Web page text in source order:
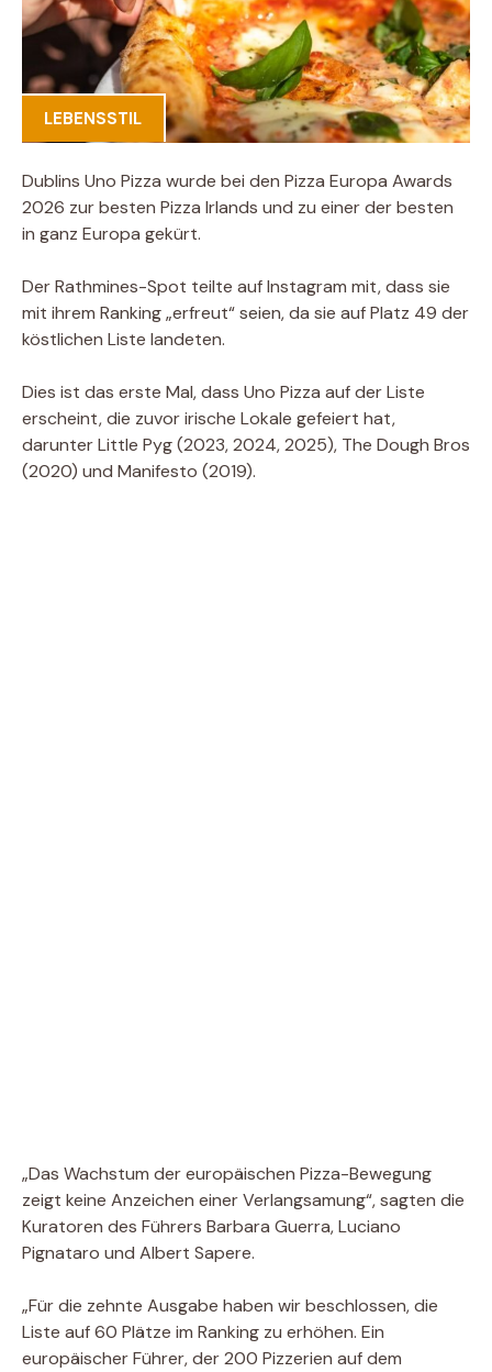
LEBENSSTIL
Dublins Uno Pizza wurde bei den Pizza Europa Awards
2026 zur besten Pizza Irlands und zu einer der besten
in ganz Europa gekürt.
Der Rathmines-Spot teilte auf Instagram mit, dass sie
mit ihrem Ranking „erfreut“ seien, da sie auf Platz 49 der
köstlichen Liste landeten.
Dies ist das erste Mal, dass Uno Pizza auf der Liste
erscheint, die zuvor irische Lokale gefeiert hat,
darunter Little Pyg (2023, 2024, 2025), The Dough Bros
(2020) und Manifesto (2019).
„Das Wachstum der europäischen Pizza-Bewegung
zeigt keine Anzeichen einer Verlangsamung“, sagten die
Kuratoren des Führers Barbara Guerra, Luciano
Pignataro und Albert Sapere.
„Für die zehnte Ausgabe haben wir beschlossen, die
Liste auf 60 Plätze im Ranking zu erhöhen. Ein
europäischer Führer, der 200 Pizzerien auf dem